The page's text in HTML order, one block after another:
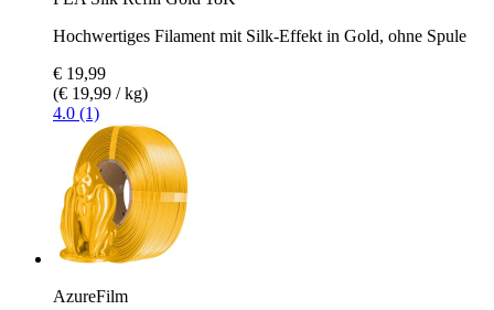
Hochwertiges Filament mit Silk-Effekt in Gold, ohne Spule
€ 19,99
(€ 19,99 / kg)
4.0 (1)
AzureFilm